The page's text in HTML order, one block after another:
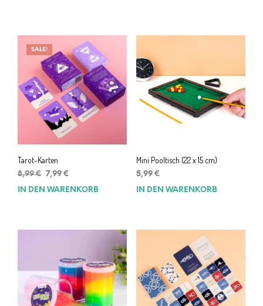
SALE!
Tarot-Karten
8,99€ Ursprünglicher
Preis
7,99 €
Preis
IN DEN WARENKORB
Mini Pooltisch (22 x 15 cm)
5,99 €
IN DEN WARENKORB